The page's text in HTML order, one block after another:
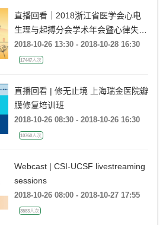
直播回看｜2018浙江省医学会心电
生理与起搏分会学术年会暨心律失常
综合防治高峰会议
2018-10-26 13:30 - 2018-10-28 16:30
17447人次
直播回看 | 修无止境 上海瑞金医院瓣
膜修复培训班
2018-10-26 08:30 - 2018-10-26 16:30
10760人次
Webcast | CSI-UCSF livestreaming
sessions
2018-10-26 08:00 - 2018-10-27 17:55
3583人次